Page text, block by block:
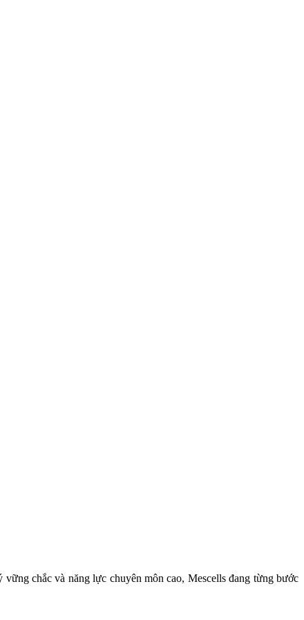
chắc và năng lực chuyên môn cao, Mescells đang từng bước